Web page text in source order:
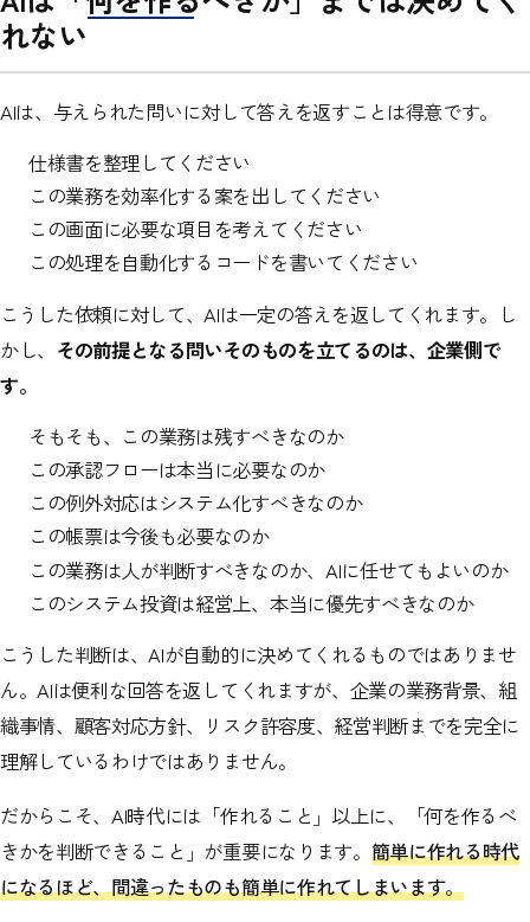
れない
AIは、与えられた問いに対して答えを返すことは得意です。
仕様書を整理してください
この業務を効率化する案を出してください
この画面に必要な項目を考えてください
この処理を自動化するコードを書いてください
こうした依頼に対して、AIは一定の答えを返してくれます。し
かし、 その前提となる問いそのものを立てるのは、企業側で
す。
そもそも、この業務は残すべきなのか
この承認フローは本当に必要なのか
この例外対応はシステム化すべきなのか
この帳票は今後も必要なのか
この業務は人が判断すべきなのか、AIに任せてもよいのか
このシステム投資は経営上、本当に優先すべきなのか
こうした判断は、AIが自動的に決めてくれるものではありませ
ん。AIは便利な回答を返してくれますが、企業の業務背景、組
織事情、顧客対応方針、リスク許容度、経営判断までを完全に
理解しているわけではありません。
だからこそ、AI時代には「作れること」以上に、「何を作るべ
きかを判断できること」が重要になります。 簡単に作れる時代
になるほど、間違ったものも簡単に作れてしまいます。